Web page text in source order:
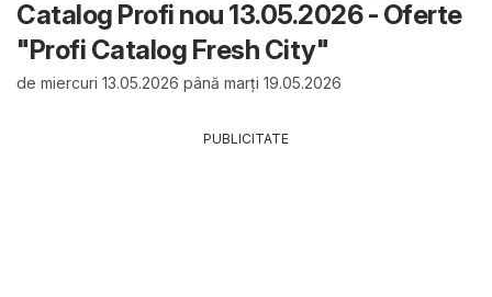
Catalog Profi nou 13.05.2026 - Oferte
"Profi Catalog Fresh City"
de miercuri 13.05.2026 până marți 19.05.2026
PUBLICITATE